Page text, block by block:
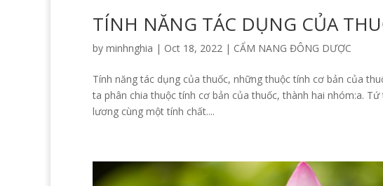
TÍNH NĂNG TÁC DỤNG CỦA
by minhnghia | Oct 18, 2022 | CẨM NANG ĐÔNG DƯỢC
Tính năng tác dụng của thuốc, những thuộc tính cơ bản của
ta phân chia thuộc tính cơ bản của thuốc, thành hai nhóm:a.
lương cùng một tính chất....